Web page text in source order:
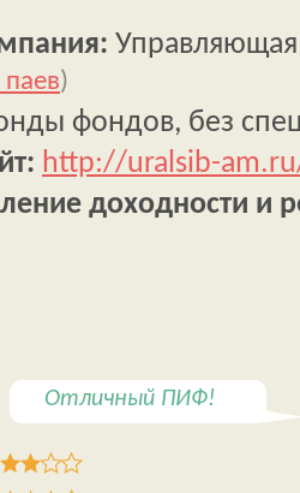
паев)
фондов, без
http://uralsib-
доходности и
Отличный ПИФ!